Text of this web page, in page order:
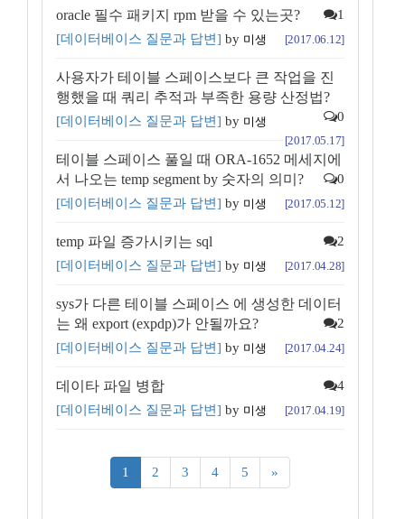
oracle 필수 패키지 rpm 받을 수 있는곳? 1
[데이터베이스 질문과 답변] by 미생 [2017.06.12]
사용자가 테이블 스페이스보다 큰 작업을 진
행했을 때 쿼리 추적과 부족한 용량 산정법?
0
[데이터베이스 질문과 답변] by 미생
[2017.05.17]
테이블 스페이스 풀일 때 ORA-1652 메세지에
서 나오는 temp segment by 숫자의 의미?
0
[데이터베이스 질문과 답변] by 미생 [2017.05.12]
temp 파일 증가시키는 sql 2
[데이터베이스 질문과 답변] by 미생 [2017.04.28]
sys가 다른 테이블 스페이스 에 생성한 데이터
는 왜 export (expdp)가 안될까요?
2
[데이터베이스 질문과 답변] by 미생 [2017.04.24]
데이타 파일 병합 4
[데이터베이스 질문과 답변] by 미생 [2017.04.19]
1 (current)
2 3 4 5 »